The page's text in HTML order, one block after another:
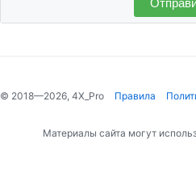
© 2018—2026, 4X_Pro Правила
Материалы сайта могут